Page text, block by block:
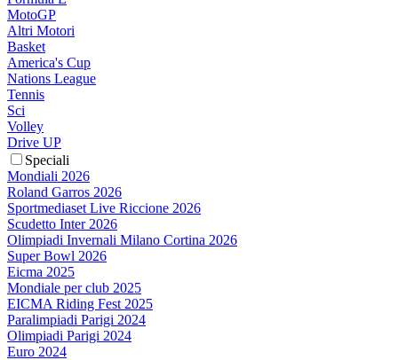
MotoGP
Altri Motori
Basket
America's Cup
Nations League
Tennis
Sci
Volley
Drive UP
Speciali
Mondiali 2026
Roland Garros 2026
Sportmediaset Live Riccione 2026
Scudetto Inter 2026
Olimpiadi Invernali Milano Cortina 2026
Super Bowl 2026
Eicma 2025
Mondiale per club 2025
EICMA Riding Fest 2025
Paralimpiadi Parigi 2024
Olimpiadi Parigi 2024
Euro 2024